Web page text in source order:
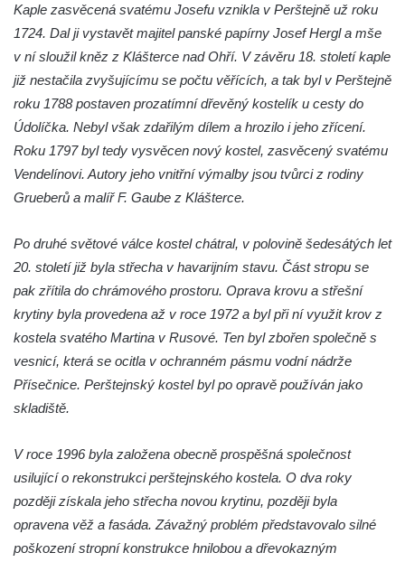
Poutní areál Římov
Kostel svatého Ducha v poutním areálu
Římov
Křížová cesta Římov – XXV. kaple – Boží
hrob
Křížová cesta Římov – XXIV. kaple – Pieta
Křížová cesta Římov – XXIII. kaple –
Křížová cesta Římov – XXII. kaple – Šimon
Cyrénský pomáhá Ježíši nést kříž
Křížová cesta Římov – XXI. kaple –
Popravní brána
Křížová cesta Římov – XX. kaple – Svatá
Veronika potkává Ježíše a utírá mu do své
roušky pot z tváře
Křížová cesta Římov – XIX. kaple – Kristus
Křížová cesta Římov – XVII. kaple – Velký
Pilát
Kaple zasvěcená svatému Josefu vznikla v Perštejně už roku
1724. Dal ji vystavět majitel panské papírny Josef Hergl a mše
v ní sloužil kněz z Klášterce nad Ohří. V závěru 18. století kaple
již nestačila zvyšujícímu se počtu věřících, a tak byl v Perštejně
roku 1788 postaven prozatímní dřevěný kostelík u cesty do
Údolíčka. Nebyl však zdařilým dílem a hrozilo i jeho zřícení.
Roku 1797 byl tedy vysvěcen nový kostel, zasvěcený svatému
Vendelínovi. Autory jeho vnitřní výmalby jsou tvůrci z rodiny
Grueberů a malíř F. Gaube z Klášterce.
Po druhé světové válce kostel chátral, v polovině šedesátých let
20. století již byla střecha v havarijním stavu. Část stropu se
pak zřítila do chrámového prostoru. Oprava krovu a střešní
krytiny byla provedena až v roce 1972 a byl při ní využit krov z
kostela svatého Martina v Rusové. Ten byl zbořen společně s
vesnicí, která se ocitla v ochranném pásmu vodní nádrže
Přísečnice. Perštejnský kostel byl po opravě používán jako
skladiště.
V roce 1996 byla založena obecně prospěšná společnost
usilující o rekonstrukci perštejnského kostela. O dva roky
později získala jeho střecha novou krytinu, později byla
opravena věž a fasáda. Závažný problém představovalo silné
poškození stropní konstrukce hnilobou a dřevokazným